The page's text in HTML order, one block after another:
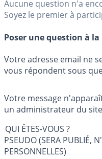
Aucune question n'a
Soyez le premier à
Poser une question à
Votre adresse email ne
vous répondent sous
Votre message
un administrateur du
QUI ÊTES-VOUS ?
PSEUDO (SERA PUBLIÉ,
PERSONNELLES)